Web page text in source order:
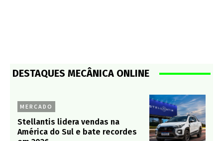
DESTAQUES MECÂNICA ONLINE
MERCADO
Stellantis lidera vendas na
América do Sul e bate recordes